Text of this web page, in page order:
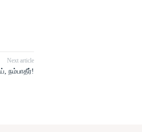
Next article
நம்பாதீர்!